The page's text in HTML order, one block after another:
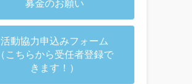
募金のお願い
活動協力申込みフォーム
（こちらから受任者登録で
きます！）